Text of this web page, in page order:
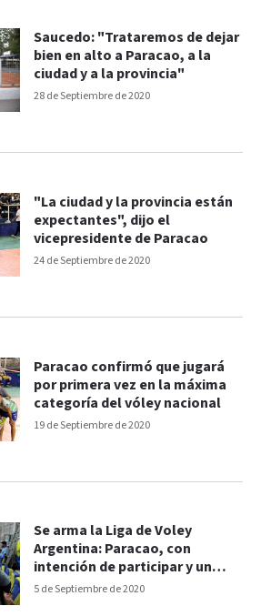
28 de Septiembre de 2020
Saucedo: "Trataremos de dejar
bien en alto a Paracao, a la
ciudad y a la provincia"
24 de Septiembre de 2020
"La ciudad y la provincia están
expectantes", dijo el
vicepresidente de Paracao
19 de Septiembre de 2020
Paracao confirmó que jugará
por primera vez en la máxima
categoría del vóley nacional
5 de Septiembre de 2020
Se arma la Liga de Voley
Argentina: Paracao, con
intención de participar y un
histórico se bajó